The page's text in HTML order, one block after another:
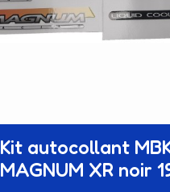
Kit autocollant
MAGNUM XR noir